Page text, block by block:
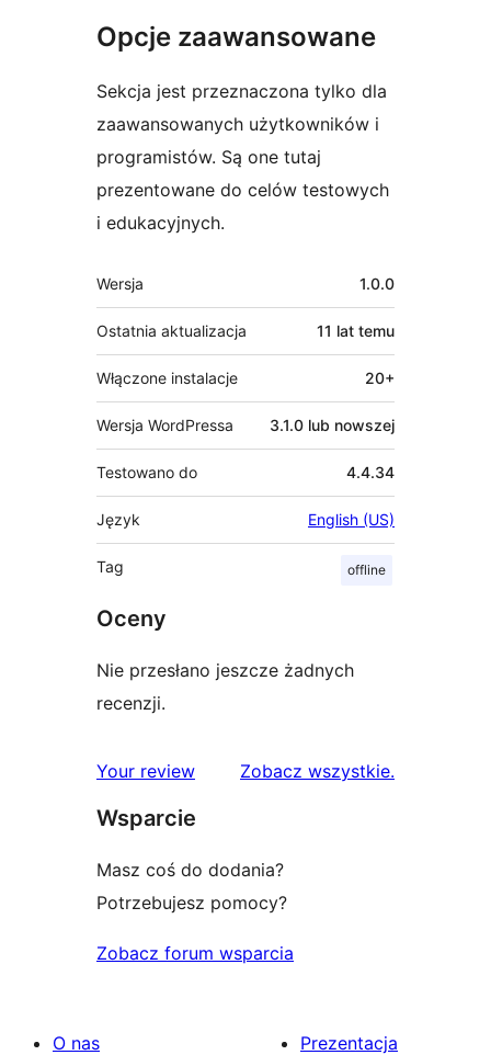
Opcje zaawansowane
Sekcja jest przeznaczona tylko dla
zaawansowanych użytkowników i
programistów. Są one tutaj
prezentowane do celów testowych
i edukacyjnych.
Meta
Wersja 1.0.0
Ostatnia aktualizacja 11 lat temu
Włączone instalacje 20+
Wersja WordPressa 3.1.0 lub nowszej
Testowano do 4.4.34
Język English (US)
Tag offline
Oceny
Nie przesłano jeszcze żadnych
recenzji.
Your review Zobacz wszystkierecenzje
.
Wsparcie
Masz coś do dodania?
Potrzebujesz pomocy?
Zobacz forum wsparcia
O nas
Prezentacja